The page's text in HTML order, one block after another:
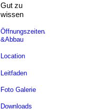
Gut zu
wissen
Öffnungszeiten/Auf-
&Abbau
Location
Leitfaden
Foto Galerie
Downloads